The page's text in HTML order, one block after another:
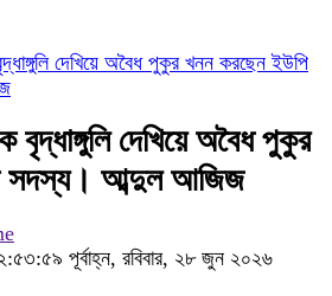
দেখিয়ে অবৈধ পুকুর খনন করছেন ইউপি
বৃদ্ধাঙ্গুলি দেখিয়ে অবৈধ পুকুর
সদস্য। আব্দুল আজিজ
পূর্বাহ্ন, রবিবার, ২৮ জুন ২০২৬